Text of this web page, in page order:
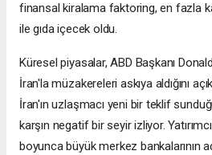
finansal kiralama faktoring, en fazla
ile gıda içecek oldu.
Küresel piyasalar, ABD Başkanı
İran'la müzakereleri askıya aldığını
İran'ın uzlaşmacı yeni bir teklif
karşın negatif bir seyir izliyor.
boyunca büyük merkez bankalarının